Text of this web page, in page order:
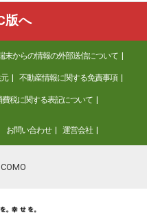
版へ
末からの情報の外部送信について
不動産情報に関する免責事項
費税に関する表記について
お問い合わせ 運営会社